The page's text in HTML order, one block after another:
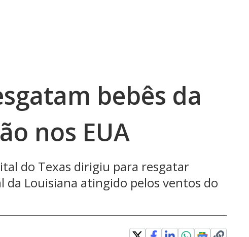
bebês da
nos EUA
do Texas dirigiu para resgatar
da Louisiana atingido pelos ventos do